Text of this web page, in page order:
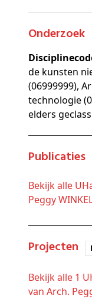
Onderzoek
de kunsten
(06999999),
technologie
elders
Publicaties
Bekijk alle UHasselt publicaties van Arch.
Peggy
Projecten
Bekijk alle 1 UHasselt onderzoeksprojecten
van Arch.